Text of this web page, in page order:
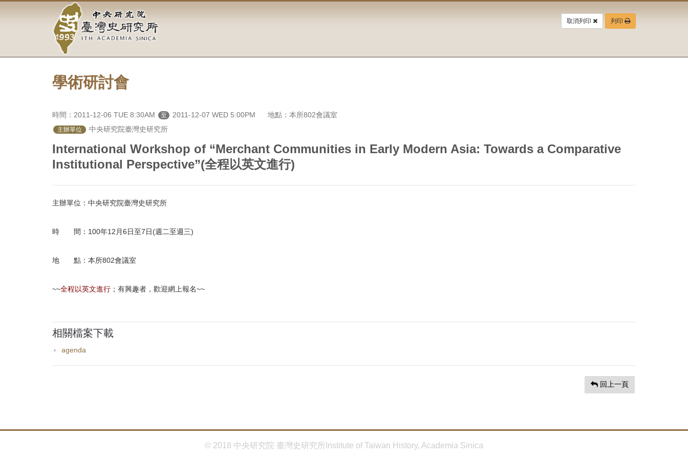
容
中
央
研
究
院-
臺
灣
史
研
究
所-
首
取消列印 列印
學術研討會
時間：2011-12-06 TUE 8:30AM 至 2011-12-07 WED 5:00PM 地點：本所802會議室
主辦單位 中央研究院臺灣史研究所
International Workshop of “Merchant Communities in Early Modern Asia: Towards a Comparative
Institutional Perspective”(全程以英文進行)
主辦單位：中央研究院臺灣史研究所
時 間：100年12月6日至7日(週二至週三)
地 點：本所802會議室
~~全程以英文進行 ；有興趣者，歡迎網上報名~~
相關檔案下載
agenda
回上一頁
© 2018 中央研究院 臺灣史研究所Institute of Taiwan History, Academia Sinica